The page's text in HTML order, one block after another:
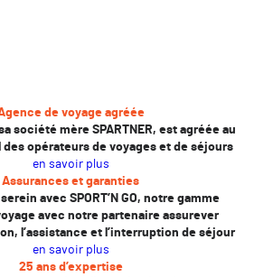
de voyage agréée
sa société mère SPARTNER, est agréée au
opérateurs de voyages et de séjours
en savoir plus
Assurances et garanties
avec SPORT’N GO, notre gamme
avec notre partenaire assurever
l’assistance et l’interruption de séjour
en savoir plus
25 ans d’expertise